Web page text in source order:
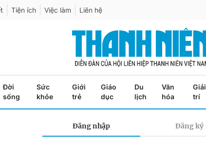
Tiện ích Việc làm Liên hệ
Đời
sống
Sức
khỏe
Giới
trẻ
Giáo
dục
Du
lịch
Văn
hóa
Giải
trí
Đăng nhập Đăng ký